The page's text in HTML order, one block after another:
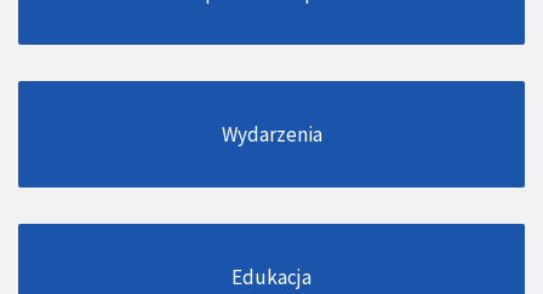
Wydarzenia
Edukacja